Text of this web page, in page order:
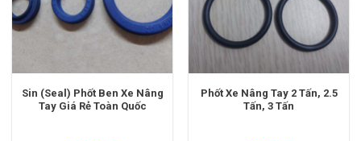
Sin (Seal) Phốt Ben Xe Nâng
Tay Giá Rẻ Toàn Quốc
Phốt Xe Nâng Tay 2 Tấn, 2.5
Tấn, 3 Tấn